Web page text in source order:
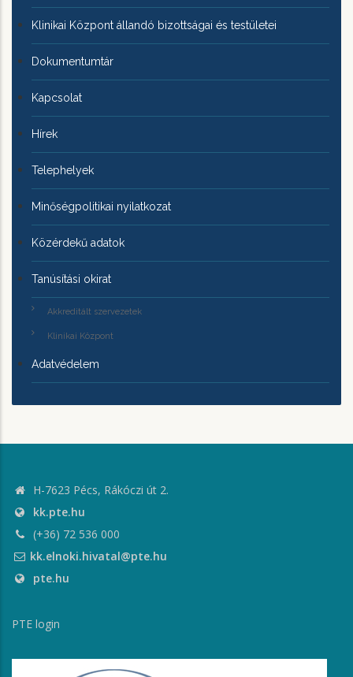
Klinikai Központ állandó bizottságai és testületei
Dokumentumtár
Kapcsolat
Hírek
Telephelyek
Minőségpolitikai nyilatkozat
Közérdekű adatok
Tanúsítási okirat
Akkreditált szervezetek
Klinikai Központ
Adatvédelem
H-7623 Pécs, Rákóczi út 2.
kk.pte.hu
(+36) 72 536 000
kk.elnoki.hivatal@pte.hu
pte.hu
PTE login